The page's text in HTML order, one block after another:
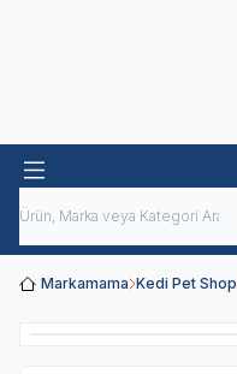
Markamama Kedi Pet Shop